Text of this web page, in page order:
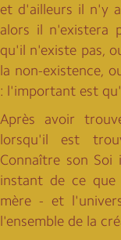
et d'ailleurs il n'y
alors il n'existera
qu'il n'existe pas,
la non-existence,
: l'important est
Après avoir
lorsqu'il est
Connaître son Soi
instant de ce
mère - et
l'ensemble de la